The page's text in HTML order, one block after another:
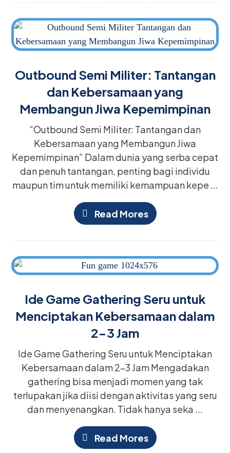
Outbound Semi Militer: Tantangan
dan Kebersamaan yang
Membangun Jiwa Kepemimpinan
“Outbound Semi Militer: Tantangan dan
Kebersamaan yang Membangun Jiwa
Kepemimpinan” Dalam dunia yang serba cepat
dan penuh tantangan, penting bagi individu
maupun tim untuk memiliki kemampuan kepe ...
Read Mores
Ide Game Gathering Seru untuk
Menciptakan Kebersamaan dalam
2-3 Jam
Ide Game Gathering Seru untuk Menciptakan
Kebersamaan dalam 2-3 Jam Mengadakan
gathering bisa menjadi momen yang tak
terlupakan jika diisi dengan aktivitas yang seru
dan menyenangkan. Tidak hanya seka ...
Read Mores